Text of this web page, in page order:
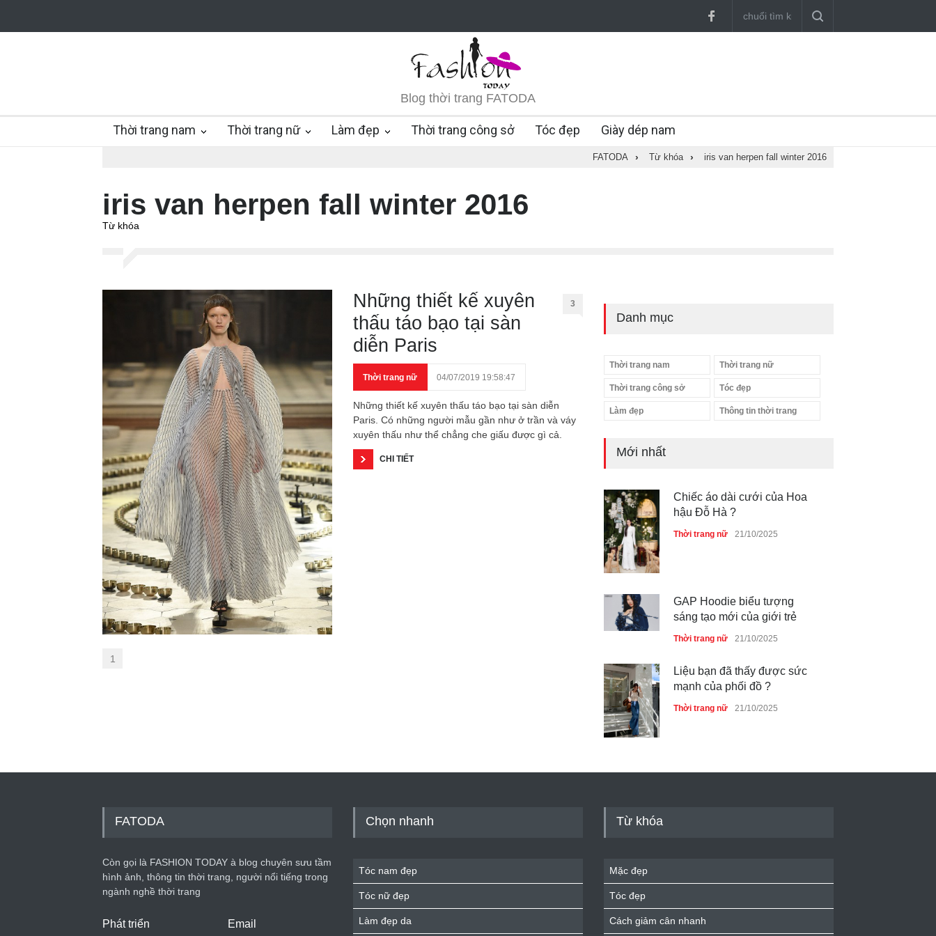
Blog thời trang FATODA
Thời trang nam Thời trang nữ Làm đẹp Thời trang công sở Tóc đẹp Giày dép nam
FATODA › Từ khóa › iris van herpen fall winter 2016
iris van herpen fall winter 2016
Từ khóa
Những thiết kế xuyên
thấu táo bạo tại sàn
diễn Paris
3
Thời trang nữ 04/07/2019 19:58:47
Những thiết kế xuyên thấu táo bạo tại sàn diễn
Paris. Có những người mẫu gần như ở trần và váy
xuyên thấu như thể chẳng che giấu được gì cả.
CHI TIẾT
1
Danh mục
Thời trang nam Thời trang nữ
Thời trang công sở Tóc đẹp
Làm đẹp Thông tin thời trang
Mới nhất
Chiếc áo dài cưới của Hoa
hậu Đỗ Hà ?
Thời trang nữ 21/10/2025
GAP Hoodie biểu tượng
sáng tạo mới của giới trẻ
Thời trang nữ 21/10/2025
Liệu bạn đã thấy được sức
mạnh của phối đồ ?
Thời trang nữ 21/10/2025
nữ 40+
Thời trang nữ 21/10/2025
FATODA
Còn gọi là FASHION TODAY à blog chuyên sưu tầm
hình ảnh, thông tin thời trang, người nổi tiếng trong
ngành nghề thời trang
Phát triển Email
Chọn nhanh
Tóc nam đẹp
Tóc nữ đẹp
Làm đẹp da
Từ khóa
Mặc đẹp
Tóc đẹp
Cách giảm cân nhanh